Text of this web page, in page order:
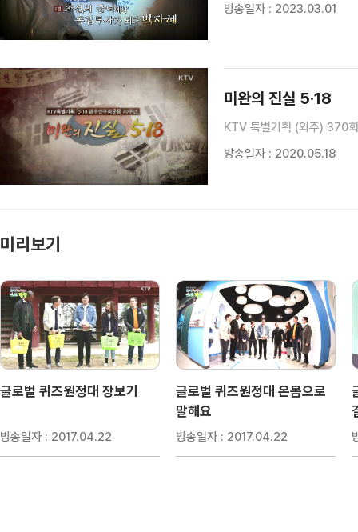
방송일자 : 2023.03.01
미완의 진실 5·18
KTV 특별기획 (외주) 370회
방송일자 : 2020.05.18
미리보기
글로벌 퀴즈원정대 장보기
방송일자 : 2017.04.22
글로벌 퀴즈원정대 온몸으로
말해요
방송일자 : 2017.04.22